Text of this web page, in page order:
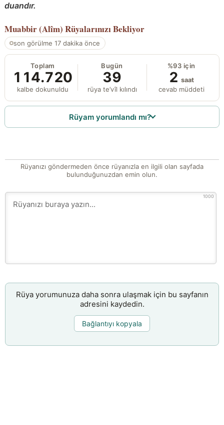
duandır.
Muabbir (Alîm) Rüyalarınızı Bekliyor
son görülme 17 dakika önce
Toplam
114.720
kalbe dokunuldu
Bugün
39
rüya te’vîl kılındı
%93 için
2 saat
cevab müddeti
Rüyam yorumlandı mı?
Rüyanızı göndermeden önce rüyanızla en ilgili olan sayfada
bulunduğunuzdan emin olun.
1000
Rüya yorumunuza daha sonra ulaşmak için bu sayfanın
adresini kaydedin.
Bağlantıyı kopyala